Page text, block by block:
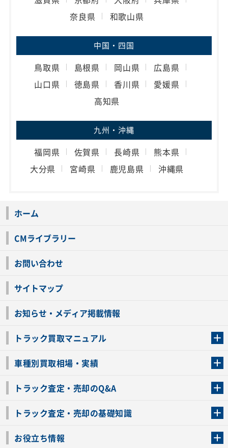
奈良県
和歌山県
中国・四国
鳥取県 島根県 岡山県
広島県
山口県
徳島県 香川県
愛媛県
高知県
九州・沖縄
福岡県 佐賀県 長崎県
熊本県
大分県
宮崎県 鹿児島県 沖縄県
ホーム
CMライブラリー
お問い合わせ
サイトマップ
お知らせ・メディア掲載情報
トラック買取マニュアル
車種別買取相場・実績
トラック査定・売却のQ&A
トラック査定・売却の基礎知識
お役立ち情報